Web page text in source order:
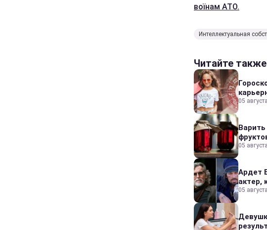
воїнам АТО.
Интеллектуальная
Читайте также
05
05
Ардет
актер,
05